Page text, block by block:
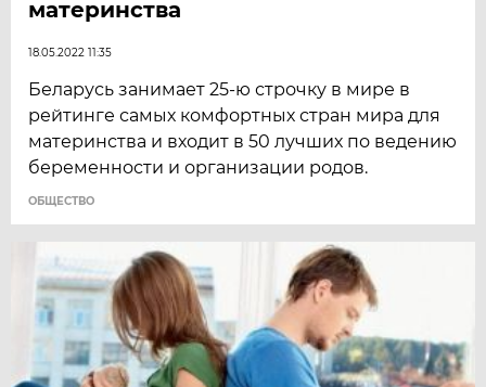
материнства
18.05.2022 11:35
Беларусь занимает 25-ю строчку в мире в
рейтинге самых комфортных стран мира для
материнства и входит в 50 лучших по ведению
беременности и организации родов.
ОБЩЕСТВО